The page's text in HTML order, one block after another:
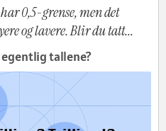
0,5-grense, men det
og lavere. Blir du tatt...
tallene?